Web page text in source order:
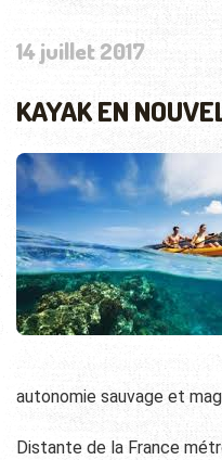
14 juillet 2017
KAYAK EN
autonomie sauvage et
Distante de la France